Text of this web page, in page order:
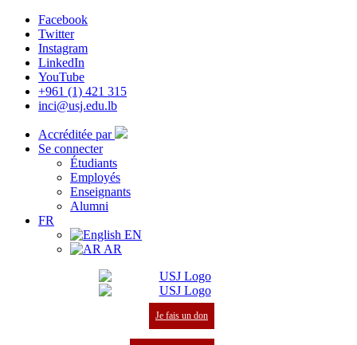
Facebook
Twitter
Instagram
LinkedIn
YouTube
+961 (1) 421 315
inci@usj.edu.lb
Accréditée par
Se connecter
Étudiants
Employés
Enseignants
Alumni
FR
EN
AR
Je fais un don